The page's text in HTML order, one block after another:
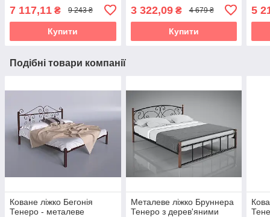
(Epsilon Organic)
7 117,11 ₴ 9 243 ₴
Купити
3 322,09₴ 4 679 ₴
Купити
5
Подібні товари компанії
Коване ліжко Бегонія
Тенеро - металеве
Металеве ліжко Бруннера
Тенеро з дерев'яними